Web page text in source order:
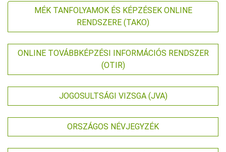
MÉK TANFOLYAMOK ÉS KÉPZÉSEK ONLINE
RENDSZERE (TAKO)
ONLINE TOVÁBBKÉPZÉSI INFORMÁCIÓS RENDSZER
(OTIR)
JOGOSULTSÁGI VIZSGA (JVA)
ORSZÁGOS NÉVJEGYZÉK